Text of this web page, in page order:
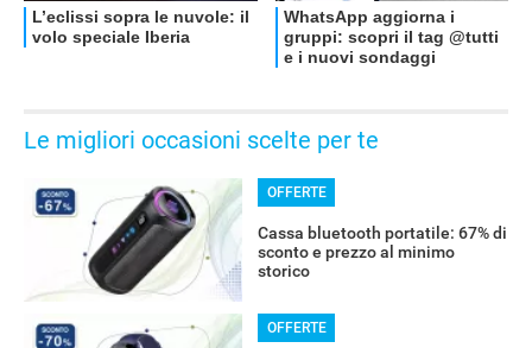
Le migliori occasioni scelte per te
OFFERTE
Cassa bluetooth portatile: 67% di
sconto e prezzo al minimo
storico
OFFERTE